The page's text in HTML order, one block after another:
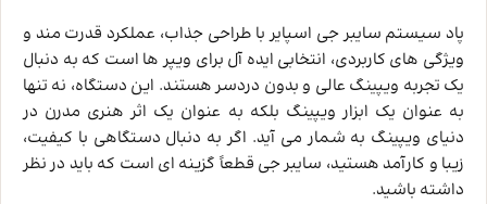
پاد سیستم سایبر جی اسپایر با طراحی جذاب، عملکرد قدرت مند و
ویژگی‌ های کاربردی، انتخابی ایده‌ آل برای ویپر ها است که به دنبال
یک تجربه ویپینگ عالی و بدون دردسر هستند. این دستگاه، نه تنها
به عنوان یک ابزار ویپینگ بلکه به عنوان یک اثر هنری مدرن در
دنیای ویپینگ به شمار می ‌آید. اگر به دنبال دستگاهی با کیفیت،
زیبا و کارآمد هستید، سایبر جی قطعاً گزینه ‌ای است که باید در نظر
داشته باشید.